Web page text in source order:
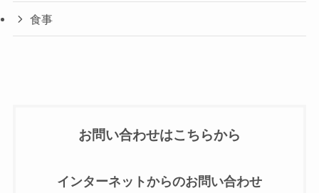
食事
お問い合わせはこちらから
インターネットからのお問い合わせ